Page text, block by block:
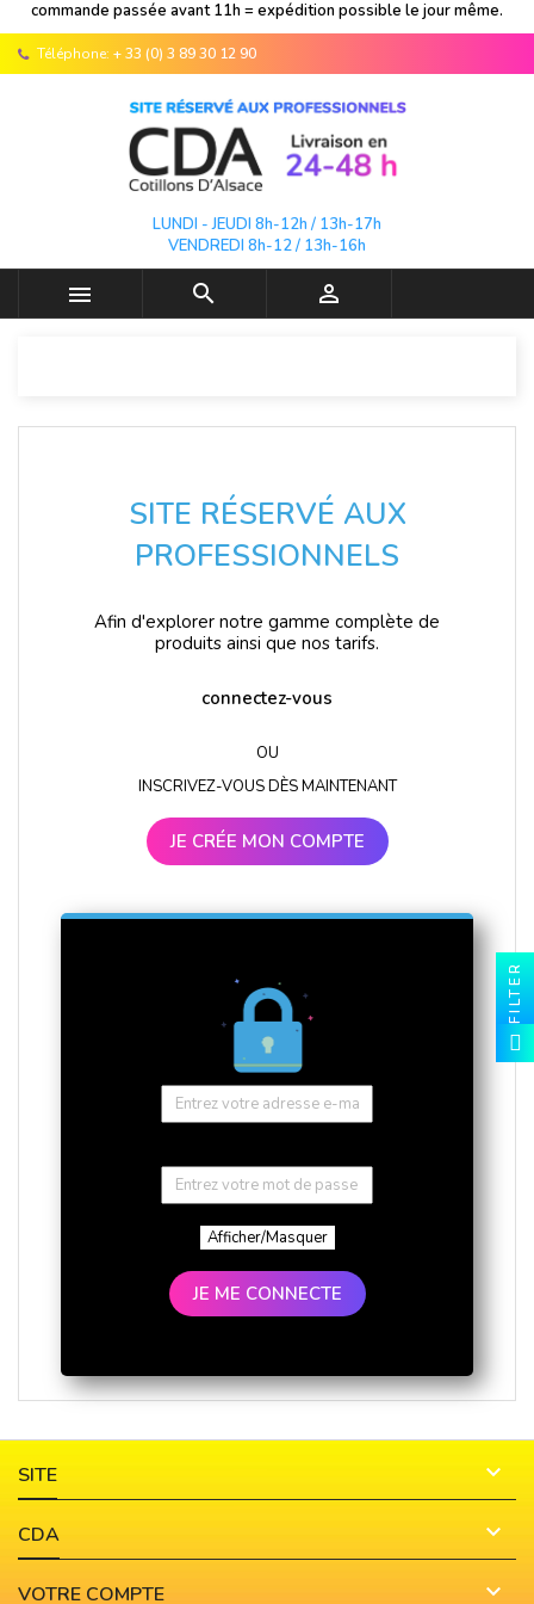
commande passée avant 11h = expédition possible le jour même.
Téléphone: + 33 (0) 3 89 30 12 90
LUNDI - JEUDI 8h-12h / 13h-17h
VENDREDI 8h-12 / 13h-16h
  
SITE RÉSERVÉ AUX
PROFESSIONNELS
Afin d'explorer notre gamme complète de
produits ainsi que nos tarifs.
connectez-vous
OU
INSCRIVEZ-VOUS DÈS MAINTENANT
JE CRÉE MON COMPTE
Afficher/Masquer
JE ME CONNECTE
SITE 
CDA 
VOTRE COMPTE 
FILTER